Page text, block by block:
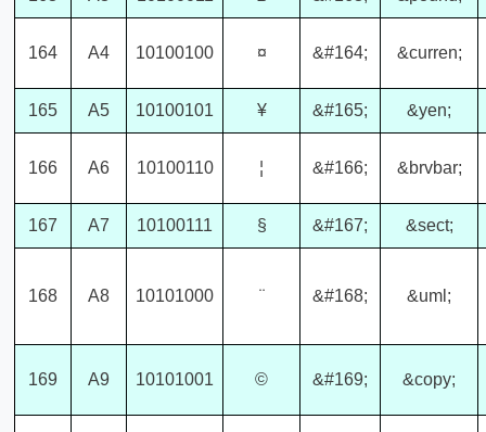
164 A4 10100100 ¤ &#164; &curren;
165 A5 10100101 ¥ &#165; &yen;
166 A6 10100110 ¦ &#166; &brvbar;
167 A7 10100111 § &#167; &sect;
168 A8 10101000 ¨ &#168; &uml;
169 A9 10101001 © &#169; &copy;